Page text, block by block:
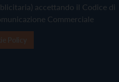
accettando il Codice di
Commerciale